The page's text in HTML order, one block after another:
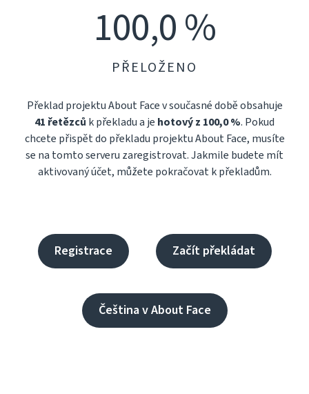
100,0 %
PŘELOŽENO
Překlad projektu About Face v současné době obsahuje
41 řetězců k překladu a je hotový z 100,0 %. Pokud
chcete přispět do překladu projektu About Face, musíte
se na tomto serveru zaregistrovat. Jakmile budete mít
aktivovaný účet, můžete pokračovat k překladům.
Registrace Začít překládat
Čeština v About Face